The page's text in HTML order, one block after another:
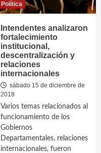
Política
Intendentes analizaron
fortalecimiento
institucional,
descentralización y
relaciones
internacionales
sábado 15 de diciembre de
2018
Varios temas relacionados al
funcionamiento de los
Gobiernos
Departamentales, relaciones
internacionales, fueron